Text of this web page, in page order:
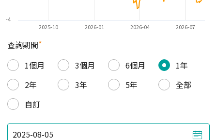
2025-10 2026-01 2026-04 2026-07
-4
查詢期間*
1個月
3個月 6個月
1年
2年
3年 5年
全部
自訂